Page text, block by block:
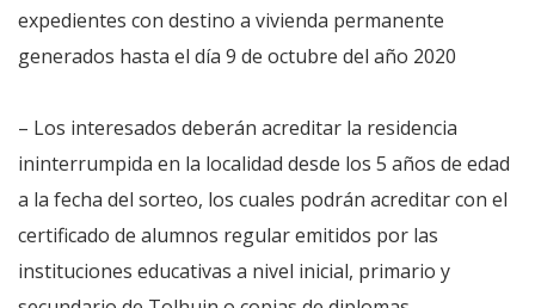
expedientes con destino a vivienda permanente
generados hasta el día 9 de octubre del año 2020
– Los interesados deberán acreditar la residencia
ininterrumpida en la localidad desde los 5 años de edad
a la fecha del sorteo, los cuales podrán acreditar con el
certificado de alumnos regular emitidos por las
instituciones educativas a nivel inicial, primario y